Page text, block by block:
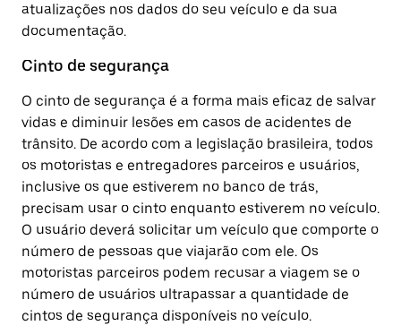
atualizações nos dados do seu veículo e da sua
documentação.
Cinto de segurança
O cinto de segurança é a forma mais eficaz de salvar
vidas e diminuir lesões em casos de acidentes de
trânsito. De acordo com a legislação brasileira, todos
os motoristas e entregadores parceiros e usuários,
inclusive os que estiverem no banco de trás,
precisam usar o cinto enquanto estiverem no veículo.
O usuário deverá solicitar um veículo que comporte o
número de pessoas que viajarão com ele. Os
motoristas parceiros podem recusar a viagem se o
número de usuários ultrapassar a quantidade de
cintos de segurança disponíveis no veículo.